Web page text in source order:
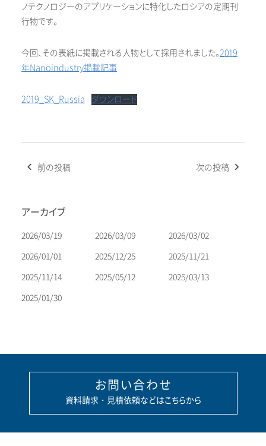
ノテクノロジーのアプリケーションに特化したロシアの定期刊
行物です。
今回、その表紙に掲載される人物として採用されました。2019
年Nanoindustry掲載記事
2019_SK_Russia ダウンロード
投
ビ
ー
シ
ン
前の投稿 次の投稿
アーカイブ
2026/03/19 2026/03/09
2026/03/02
2026/01/01
2025/12/25
2025/11/21
2025/11/14
2025/05/12
2025/03/13
2025/01/30
お問い合わせ
資料請求・見積依頼などはこちらから